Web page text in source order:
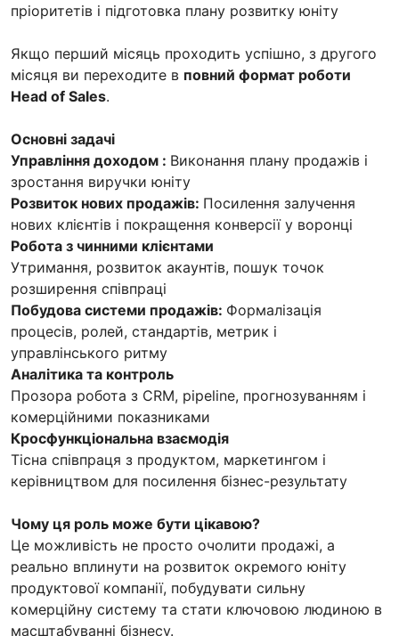
пріоритетів і підготовка плану розвитку юніту
Якщо перший місяць проходить успішно, з другого
місяця ви переходите в повний формат роботи
Head of Sales.
Основні задачі
Управління доходом : Виконання плану продажів і
зростання виручки юніту
Розвиток нових продажів: Посилення залучення
нових клієнтів і покращення конверсії у воронці
Робота з чинними клієнтами
Утримання, розвиток акаунтів, пошук точок
розширення співпраці
Побудова системи продажів: Формалізація
процесів, ролей, стандартів, метрик і
управлінського ритму
Аналітика та контроль
Прозора робота з CRM, pipeline, прогнозуванням і
комерційними показниками
Кросфункціональна взаємодія
Тісна співпраця з продуктом, маркетингом і
керівництвом для посилення бізнес-результату
Чому ця роль може бути цікавою?
Це можливість не просто очолити продажі, а
реально вплинути на розвиток окремого юніту
продуктової компанії, побудувати сильну
комерційну систему та стати ключовою людиною в
масштабуванні бізнесу.